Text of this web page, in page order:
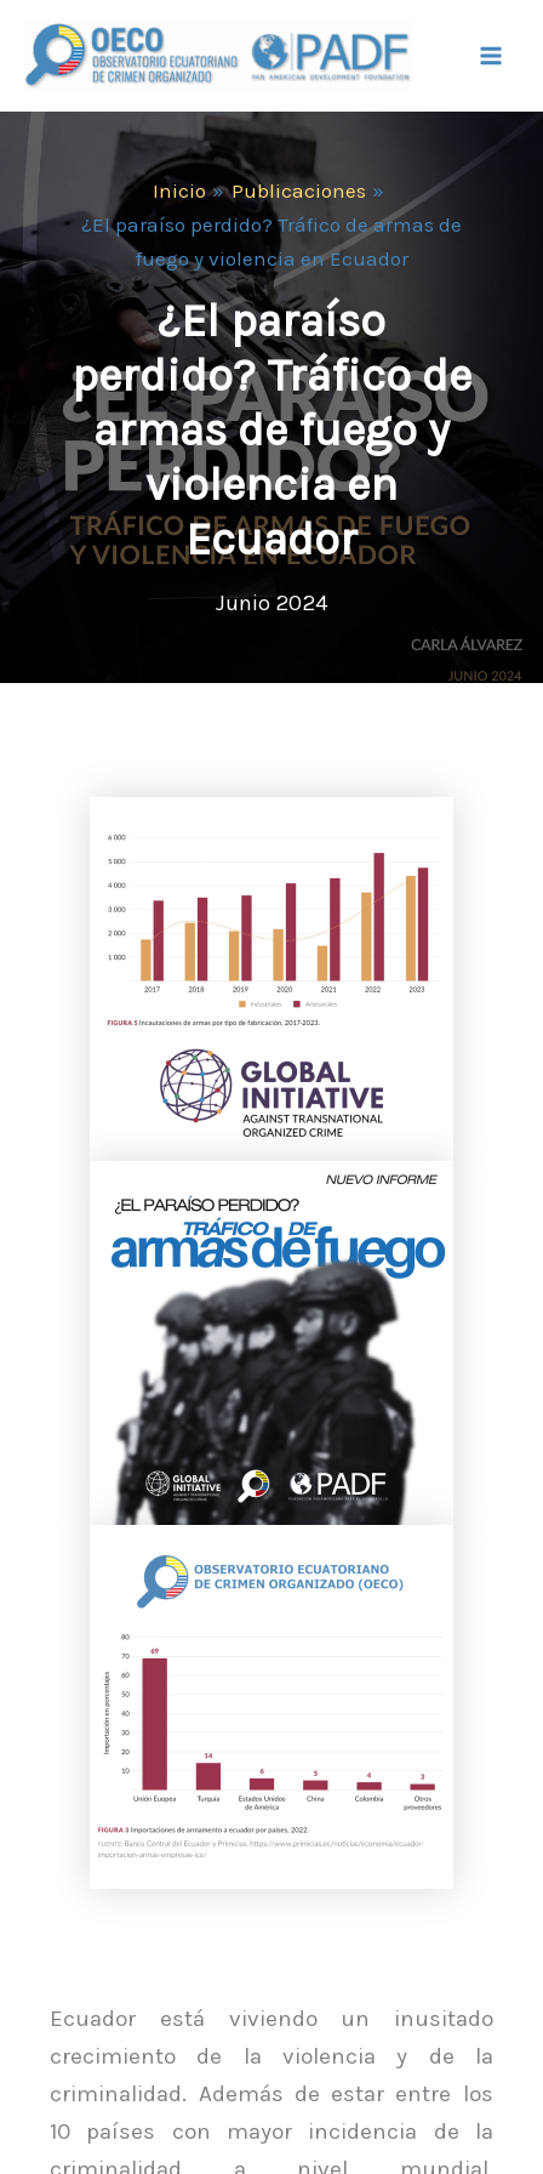
contenido
Inicio
Publicaciones
¿El paraíso perdido? Tráfico de armas de
fuego y violencia en Ecuador
¿El paraíso
perdido? Tráfico de
armas de fuego y
violencia en
Ecuador
Junio 2024
Ecuador está viviendo un inusitado
crecimiento de la violencia y de la
criminalidad. Además de estar entre los
10 países con mayor incidencia de la